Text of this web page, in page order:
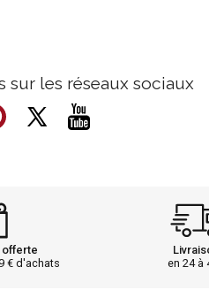
sur les réseaux sociaux
offerte
€ d'achats
en 24 à